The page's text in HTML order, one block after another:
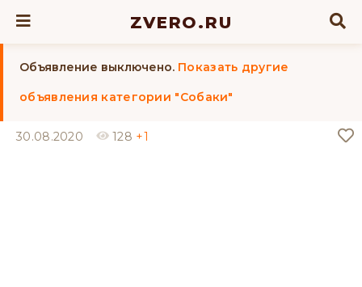
ZVERO.RU
Объявление выключено. Показать другие
объявления категории "Собаки"
30.08.2020 128 +1